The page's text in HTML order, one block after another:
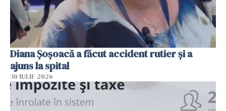
Diana Șoșoacă a făcut accident rutier și a
ajuns la spital
30 IULIE 2026